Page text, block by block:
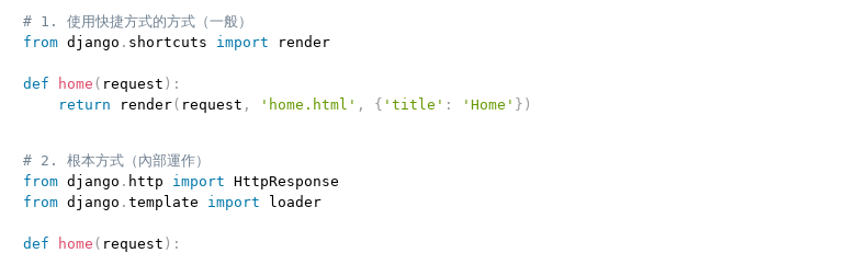
# 1. 使用快捷方式的方式（一般）
from django . shortcuts import render
def home ( request ) :
return render( request , 'home.html' , { 'title' : 'Home' } )
# 2. 根本方式（內部運作）
from django . http import
from django . template import loader
def home ( request ) :